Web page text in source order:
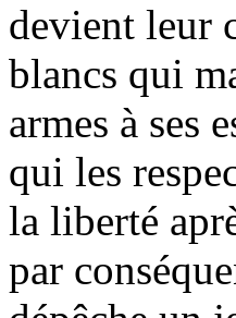
devient leur
blancs qui
armes à ses
qui les
la liberté
par